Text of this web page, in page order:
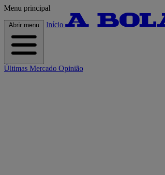
Menu principal
Abrir menu Início
Últimas Mercado Opinião